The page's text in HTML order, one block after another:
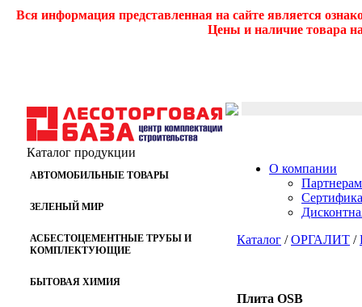
Вся информация представленная на сайте является
Цены и наличие товара
Каталог продукции
АВТОМОБИЛЬНЫЕ ТОВАРЫ
ЗЕЛЕНЫЙ МИР
АСБЕСТОЦЕМЕНТНЫЕ ТРУБЫ И
КОМПЛЕКТУЮЩИЕ
БЫТОВАЯ ХИМИЯ
О компании
Партнерам
Каталог /ОРГАЛИТ /
Плита OSB